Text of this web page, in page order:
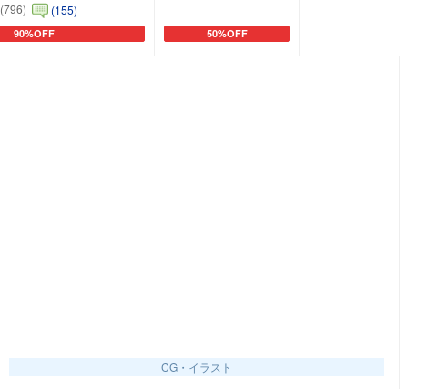
(796)
(155)
90%OFF
カートに追加 50%OFF
カートに追加
CG・イラスト